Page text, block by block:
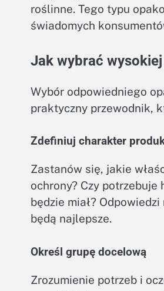
roślinne. Tego typu
świadomych
Jak wybrać
Wybór odpowiedniego
praktyczny przewodnik,
Zdefiniuj charakter
Zastanów się, jakie
ochrony? Czy
będzie miał?
będą najlepsze.
Określ grupę docelową
Zrozumienie potrzeb i